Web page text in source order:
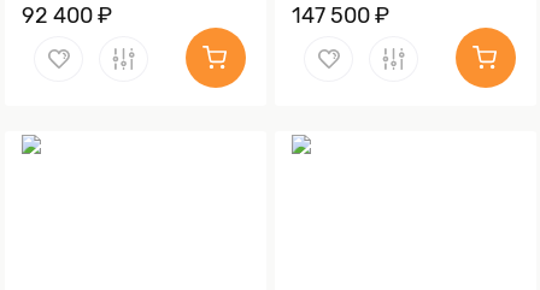
92 400 ₽ 147 500 ₽